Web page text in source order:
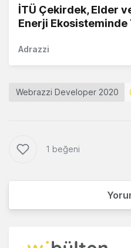
İTÜ Çekirdek, Elder
Enerji Ekosisteminde
Adrazzi
Webrazzi Developer 2020
1 beğeni